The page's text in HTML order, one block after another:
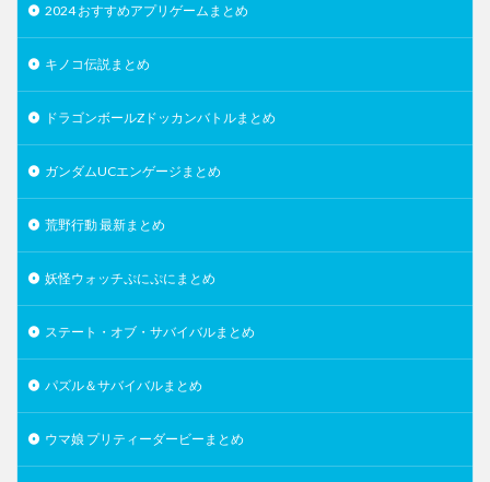
2024 おすすめアプリゲームまとめ
キノコ伝説まとめ
ドラゴンボールZドッカンバトルまとめ
ガンダムUCエンゲージまとめ
荒野行動 最新まとめ
妖怪ウォッチぷにぷにまとめ
ステート・オブ・サバイバルまとめ
パズル＆サバイバルまとめ
ウマ娘 プリティーダービーまとめ